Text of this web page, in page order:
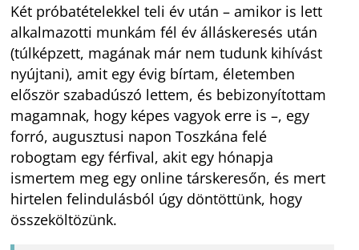
Két próbatételekkel teli év után – amikor is lett
alkalmazotti munkám fél év álláskeresés után
(túlképzett, magának már nem tudunk kihívást
nyújtani), amit egy évig bírtam, életemben
először szabadúszó lettem, és bebizonyítottam
magamnak, hogy képes vagyok erre is –, egy
forró, augusztusi napon Toszkána felé
robogtam egy férfival, akit egy hónapja
ismertem meg egy online társkeresőn, és mert
hirtelen felindulásból úgy döntöttünk, hogy
összeköltözünk.